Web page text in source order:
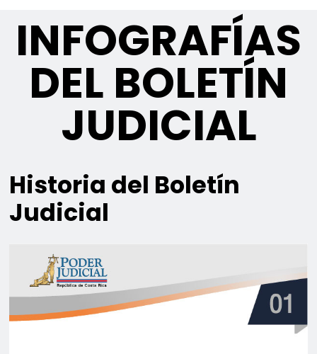
INFOGRAFÍAS
DEL BOLETÍN
JUDICIAL
Historia del Boletín
Judicial